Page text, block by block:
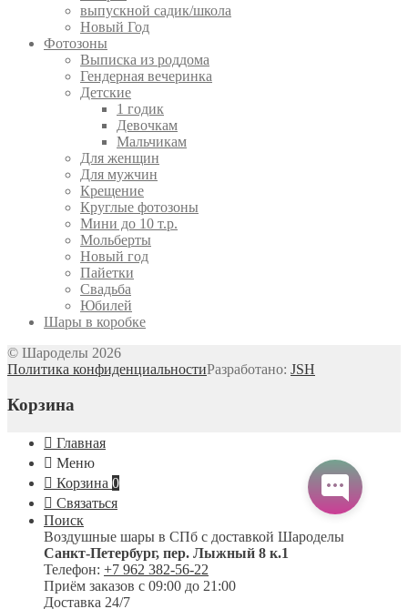
выпускной садик/школа
Новый Год
Фотозоны
Выписка из роддома
Гендерная вечеринка
Детские
1 годик
Девочкам
Мальчикам
Для женщин
Для мужчин
Крещение
Круглые фотозоны
Мини до 10 т.р.
Мольберты
Новый год
Пайетки
Свадьба
Юбилей
Шары в коробке
© Шароделы 2026
Политика конфиденциальностиРазработано: JSH
Корзина
Главная
Меню
Корзина 0
Связаться
Поиск
Воздушные шары в СПб с доставкой Шароделы
Санкт-Петербург, пер. Лыжный 8 к.1
Телефон: +7 962 382-56-22
Приём заказов с 09:00 до 21:00
Доставка 24/7